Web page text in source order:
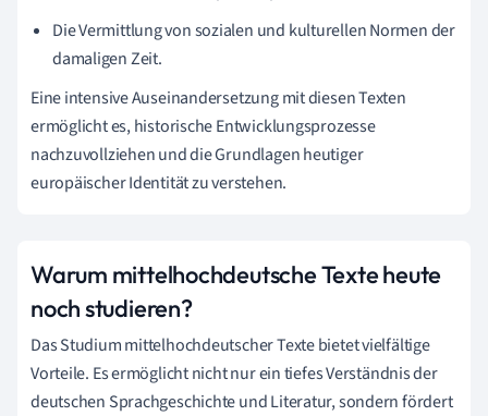
Die Vermittlung von sozialen und kulturellen Normen der
damaligen Zeit.
Eine intensive Auseinandersetzung mit diesen Texten
ermöglicht es, historische Entwicklungsprozesse
nachzuvollziehen und die Grundlagen heutiger
europäischer Identität zu verstehen.
Warum mittelhochdeutsche Texte heute
noch studieren?
Das Studium mittelhochdeutscher Texte bietet vielfältige
Vorteile. Es ermöglicht nicht nur ein tiefes Verständnis der
deutschen Sprachgeschichte und Literatur, sondern fördert